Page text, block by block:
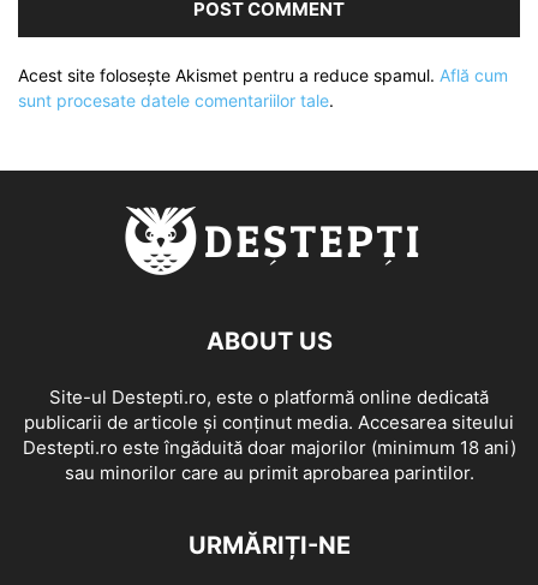
Acest site folosește Akismet pentru a reduce spamul. Află cum
sunt procesate datele comentariilor tale.
ABOUT US
Site-ul Destepti.ro, este o platformă online dedicată
publicarii de articole și conținut media. Accesarea siteului
Destepti.ro este îngăduită doar majorilor (minimum 18 ani)
sau minorilor care au primit aprobarea parintilor.
URMĂRIȚI-NE